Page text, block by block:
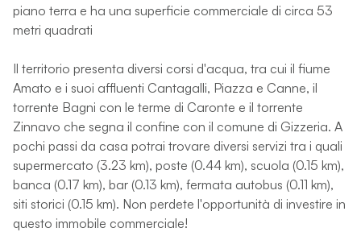
piano terra e ha una superficie commerciale di circa 53
metri quadrati
Il territorio presenta diversi corsi d'acqua, tra cui il fiume
Amato e i suoi affluenti Cantagalli, Piazza e Canne, il
torrente Bagni con le terme di Caronte e il torrente
Zinnavo che segna il confine con il comune di Gizzeria. A
pochi passi da casa potrai trovare diversi servizi tra i quali
supermercato (3.23 km), poste (0.44 km), scuola (0.15 km),
banca (0.17 km), bar (0.13 km), fermata autobus (0.11 km),
siti storici (0.15 km). Non perdete l'opportunità di investire in
questo immobile commerciale!